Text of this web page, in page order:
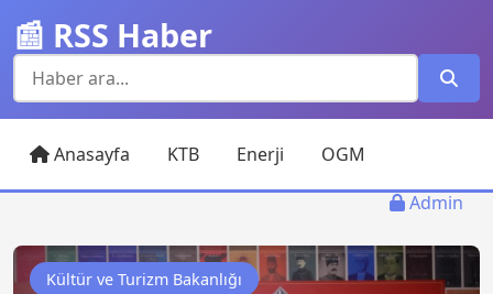
📰 RSS Haber
Anasayfa KTB Enerji
OGM
Admin
Kültür ve Turizm Bakanlığı